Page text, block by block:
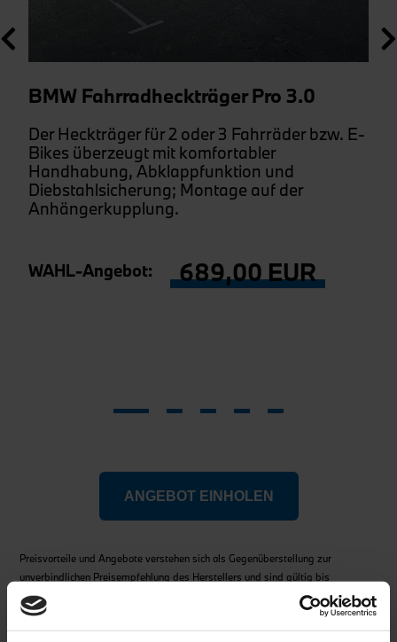
BMW Fahrradheckträger Pro 3.0
Der Heckträger für 2 oder 3 Fahrräder bzw. E-
Bikes überzeugt mit komfortabler
Handhabung, Abklappfunktion und
Diebstahlsicherung; Montage auf der
Anhängerkupplung.
WAHL-Angebot: 689,00 EUR
ANGEBOT EINHOLEN
Preisvorteile und Angebote verstehen sich als Gegenüberstellung zur
unverbindlichen Preisempfehlung des Herstellers und sind gültig bis
30.09.2025. Angebote sind inkl. MwSt. Preisvorteile sind einzulösen bei der
BMW Wahl-Group
und nicht mit anderen Aktionen kombinierbar. Die
Verbaubarkeit von Zubehör ist abhängig von Motorisierung, Ausstattung und